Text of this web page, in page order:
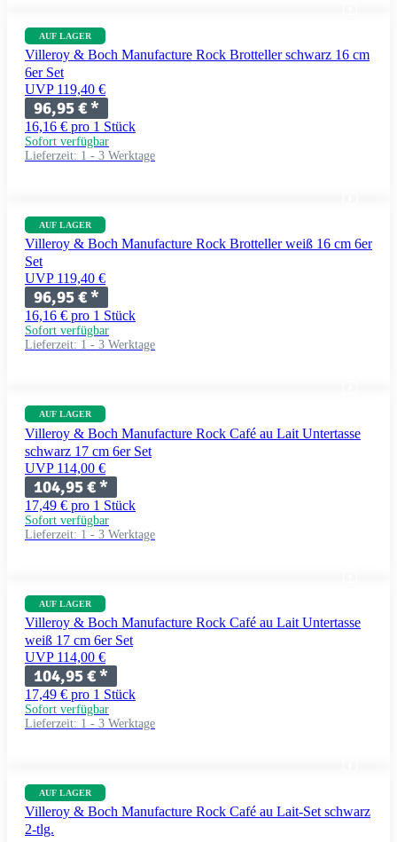
AUF LAGER
Villeroy & Boch Manufacture Rock Brotteller schwarz 16 cm
6er Set
UVP 119,40 €
96,95 €*
16,16 € pro 1 Stück
Sofort verfügbar
Lieferzeit: 1 - 3 Werktage
AUF LAGER
Villeroy & Boch Manufacture Rock Brotteller weiß 16 cm 6er
Set
UVP 119,40 €
96,95 €*
16,16 € pro 1 Stück
Sofort verfügbar
Lieferzeit: 1 - 3 Werktage
AUF LAGER
Villeroy & Boch Manufacture Rock Café au Lait Untertasse
schwarz 17 cm 6er Set
UVP 114,00 €
104,95 €*
17,49 € pro 1 Stück
Sofort verfügbar
Lieferzeit: 1 - 3 Werktage
AUF LAGER
Villeroy & Boch Manufacture Rock Café au Lait Untertasse
weiß 17 cm 6er Set
UVP 114,00 €
104,95 €*
17,49 € pro 1 Stück
Sofort verfügbar
Lieferzeit: 1 - 3 Werktage
AUF LAGER
Villeroy & Boch Manufacture Rock Café au Lait-Set schwarz
2-tlg.